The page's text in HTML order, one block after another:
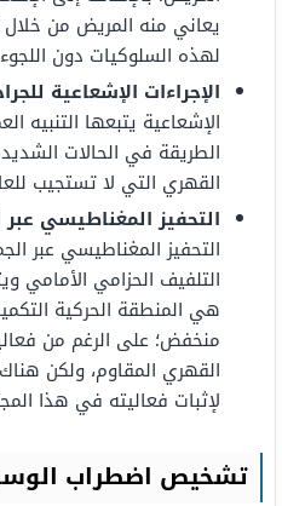
يعاني منه المريض من خلال
لهذه السلوكيات دون
الإجراءات الإشعاعية
الإشعاعية يتبعها التنبيه
الطريقة في الحالات
القهري التي لا تستجيب
التحفيز المغناطيسي
التحفيز المغناطيسي عبر
التلفيف الحزامي الأمامي
هي المنطقة الحركية
منخفض؛ على الرغم من
القهري المقاوم، ولكن
لإثبات فعاليته في هذا
تشخيص اضطراب